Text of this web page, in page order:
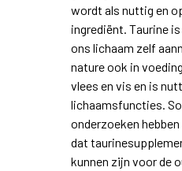
wordt als nuttig en
ingrediënt. Taurine
ons lichaam zelf
nature ook in
vlees en vis en is
lichaamsfuncties.
onderzoeken
dat
kunnen zijn voor de